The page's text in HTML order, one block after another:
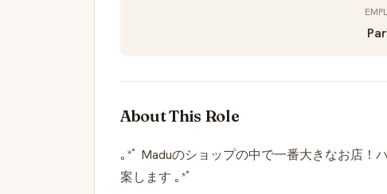
About This Role
｡*ﾟ Maduのショップの中で一番大きなお店！
案します ｡*ﾟ